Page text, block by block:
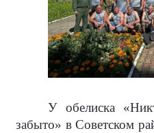
У обелиска
забыто» в Советском